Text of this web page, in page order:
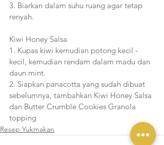
3. Biarkan dalam suhu ruang agar tetap
renyah.
Kiwi Honey Salsa
1. Kupas kiwi kemudian potong kecil -
kecil, kemudian rendam dalam madu dan
daun mint.
2. Siapkan panacotta yang sudah dibuat
sebelumnya, tambahkan Kiwi Honey Salsa
dan Butter Crumble Cookies Granola
topping
Resep Yukmakan